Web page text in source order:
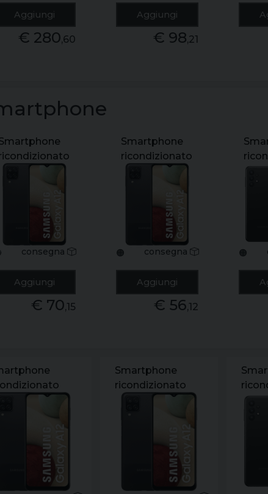
Aggiungi
€ 280,60
Aggiungi
€ 98,21
grado a
consegna
Aggiungi
€ 70,15
Smartphone
ricondizionato
samsung
64gb grado
🟠 consegna
Aggiungi
€ 56,12
🟠
galaxy
sm-a127f 6.5"
Smartphone
ricondizionato
samsung galaxy
a12 sm-a127f 6.5"
a32